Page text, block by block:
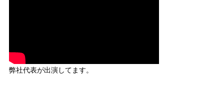
弊社代表が出演してます。